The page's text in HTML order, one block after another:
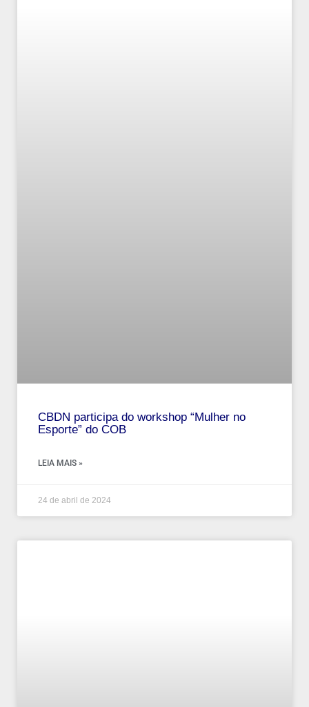
CBDN participa do workshop “Mulher no
Esporte” do COB
LEIA MAIS »
24 de abril de 2024